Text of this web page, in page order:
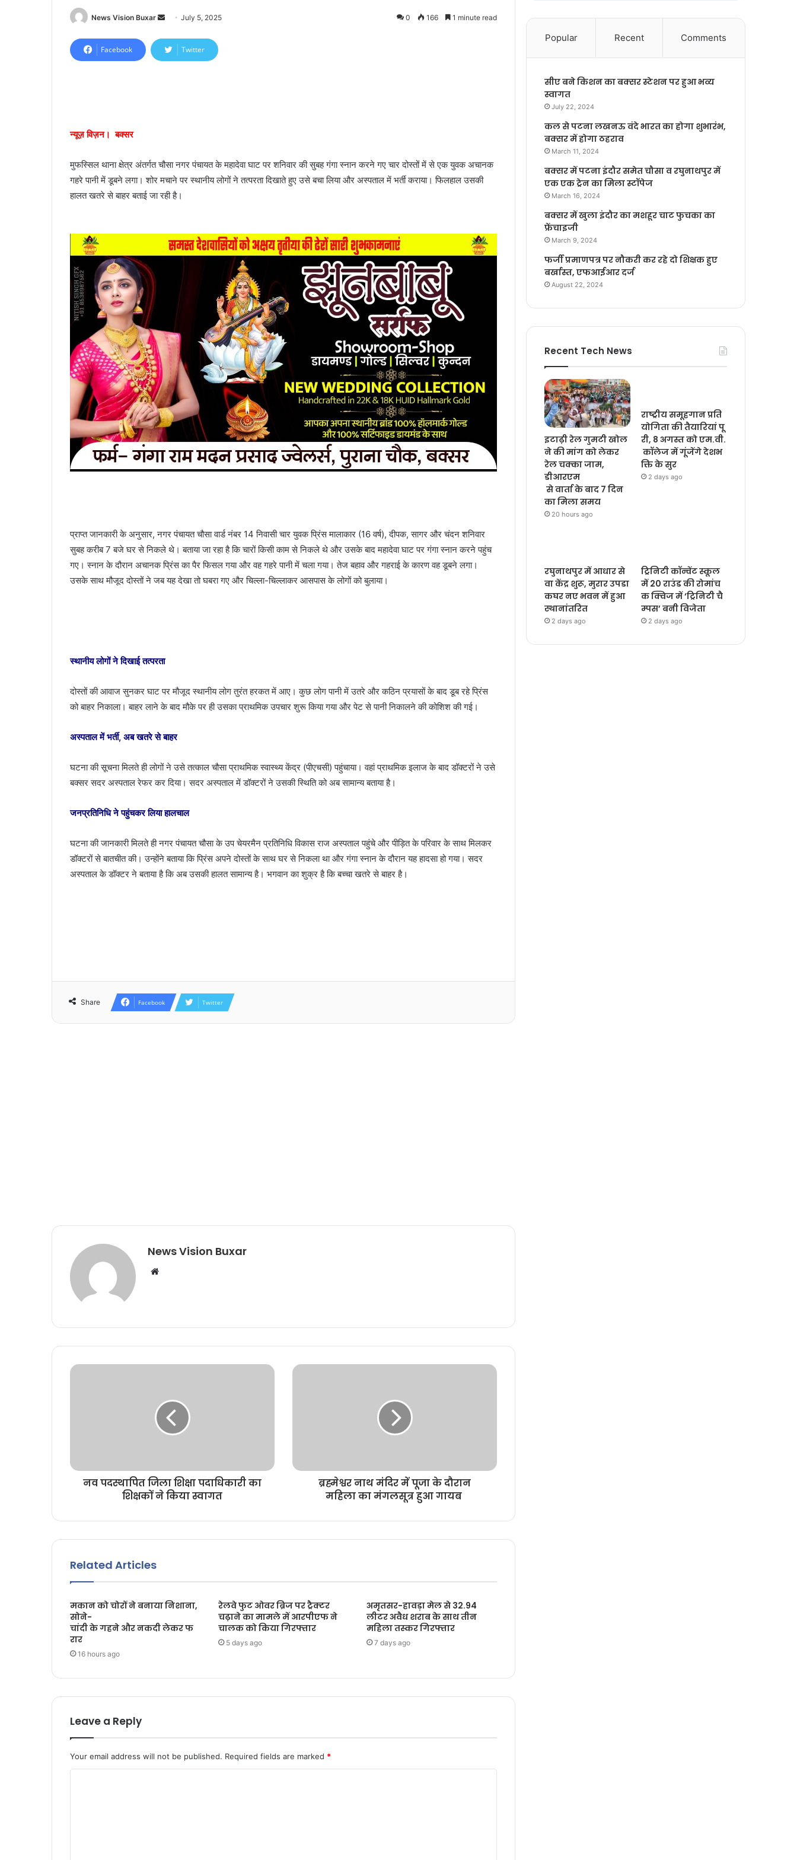
News Vision Buxar
n
d
l
July 5, 2025 0 166 1 minute read
Facebook Twitter
न्यूज़ विज़न। बक्सर
मुफस्सिल थाना क्षेत्र अंतर्गत चौसा नगर पंचायत के महादेवा घाट पर शनिवार की सुबह गंगा स्नान करने गए चार दोस्तों में से एक युवक अचानक
गहरे पानी में डूबने लगा। शोर मचाने पर स्थानीय लोगों ने तत्परता दिखाते हुए उसे बचा लिया और अस्पताल में भर्ती कराया। फिलहाल उसकी
हालत खतरे से बाहर बताई जा रही है।
प्राप्त जानकारी के अनुसार, नगर पंचायत चौसा वार्ड नंबर 14 निवासी चार युवक प्रिंस मालाकार (16 वर्ष), दीपक, सागर और चंदन शनिवार
सुबह करीब 7 बजे घर से निकले थे। बताया जा रहा है कि चारों किसी काम से निकले थे और उसके बाद महादेवा घाट पर गंगा स्नान करने पहुंच
गए। स्नान के दौरान अचानक प्रिंस का पैर फिसल गया और वह गहरे पानी में चला गया। तेज बहाव और गहराई के कारण वह डूबने लगा।
उसके साथ मौजूद दोस्तों ने जब यह देखा तो घबरा गए और चिल्ला-चिल्लाकर आसपास के लोगों को बुलाया।
स्थानीय लोगों ने दिखाई तत्परता
दोस्तों की आवाज सुनकर घाट पर मौजूद स्थानीय लोग तुरंत हरकत में आए। कुछ लोग पानी में उतरे और कठिन प्रयासों के बाद डूब रहे प्रिंस
को बाहर निकाला। बाहर लाने के बाद मौके पर ही उसका प्राथमिक उपचार शुरू किया गया और पेट से पानी निकालने की कोशिश की गई।
अस्पताल में भर्ती, अब खतरे से बाहर
घटना की सूचना मिलते ही लोगों ने उसे तत्काल चौसा प्राथमिक स्वास्थ्य केंद्र (पीएचसी) पहुंचाया। वहां प्राथमिक इलाज के बाद डॉक्टरों ने उसे
बक्सर सदर अस्पताल रेफर कर दिया। सदर अस्पताल में डॉक्टरों ने उसकी स्थिति को अब सामान्य बताया है।
जनप्रतिनिधि ने पहुंचकर लिया हालचाल
घटना की जानकारी मिलते ही नगर पंचायत चौसा के उप चेयरमैन प्रतिनिधि विकास राज अस्पताल पहुंचे और पीड़ित के परिवार के साथ मिलकर
डॉक्टरों से बातचीत की। उन्होंने बताया कि प्रिंस अपने दोस्तों के साथ घर से निकला था और गंगा स्नान के दौरान यह हादसा हो गया। सदर
अस्पताल के डॉक्टर ने बताया है कि अब उसकी हालत सामान्य है। भगवान का शुक्र है कि बच्चा खतरे से बाहर है।
Share Facebook Twitter
News Vision Buxar
i
नव पदस्थापित जिला शिक्षा पदाधिकारी का
शिक्षकों ने किया स्वागत
ब्रह्मेश्वर नाथ मंदिर में पूजा के दौरान
महिला का मंगलसूत्र हुआ गायब
Related Articles
मकान को चोरों ने बनाया निशाना,
सोने-
चांदी के गहने और नकदी लेकर फ
रार
16 hours ago
रेलवे फुट ओवर ब्रिज पर ट्रैक्टर
चढ़ाने का मामले में आरपीएफ ने
चालक को किया गिरफ्तार
5 days ago
अमृतसर-हावड़ा मेल से 32.94
लीटर अवैध शराब के साथ तीन
महिला तस्कर गिरफ्तार
7 days ago
Leave a Reply
Your email address will not be published. Required fields are marked *
Popular Recent Comments
सीए बने किशन का बक्सर स्टेशन पर हुआ भव्य
स्वागत
July 22, 2024
कल से पटना लखनऊ वंदे भारत का होगा शुभारंभ,
बक्सर में होगा ठहराव
March 11, 2024
बक्सर में पटना इंदौर समेत चौसा व रघुनाथपुर में
एक एक ट्रेन का मिला स्टॉपेज
March 16, 2024
बक्सर में खुला इंदौर का मशहूर चाट फुचका का
फ्रेंचाइजी
March 9, 2024
फर्जी प्रमाणपत्र पर नौकरी कर रहे दो शिक्षक हुए
बर्खास्त, एफआईआर दर्ज
August 22, 2024
Recent Tech News
इटाढ़ी रेल गुमटी खोल
ने की मांग को लेकर
रेल चक्का जाम,
डीआरएम
से वार्ता के बाद 7 दिन
का मिला समय
20 hours ago
राष्ट्रीय समूहगान प्रति
योगिता की तैयारियां पू
री, 8 अगस्त को एम.वी.
कॉलेज में गूंजेंगे देशभ
क्ति के सुर
2 days ago
रघुनाथपुर में आधार से
वा केंद्र शुरू, मुरार उपडा
कघर नए भवन में हुआ
स्थानांतरित
2 days ago
ट्रिनिटी कॉन्वेंट स्कूल
में 20 राउंड की रोमांच
क क्विज में ‘ट्रिनिटी चै
म्पस’ बनी विजेता
2 days ago